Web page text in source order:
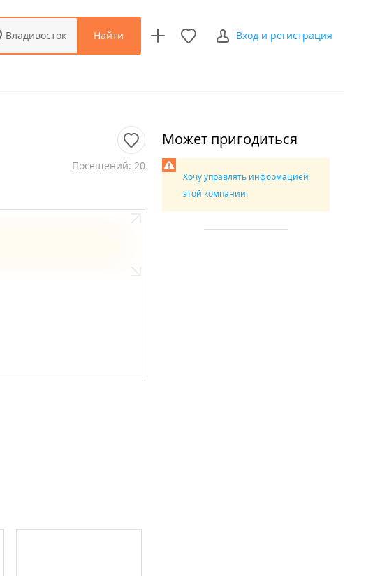
Владивосток Найти Вход и регистрация
Посещений: 20
Может пригодиться
Хочу управлять информацией
этой компании.